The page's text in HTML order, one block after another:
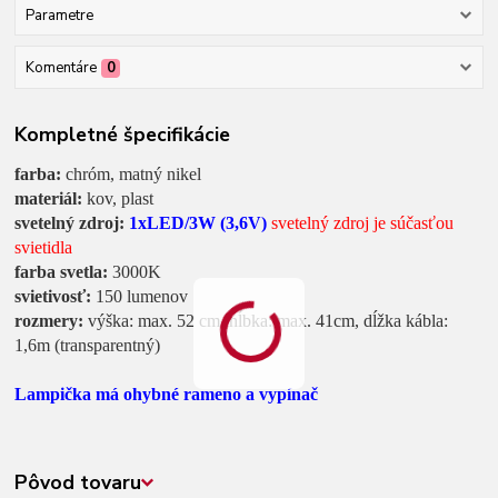
Parametre
Komentáre 0
Kompletné špecifikácie
farba: chróm, matný nikel
materiál: kov, plast
svetelný zdroj: 1xLED/3W(3,6V) svetelný zdroj je súčasťou
svietidla
farba svetla: 3000K
svietivosť: 150 lumenov
rozmery: výška: max. 52 cm, hĺbka: max. 41cm, dĺžka kábla:
1,6m (transparentný)
Lampička má ohybné rameno a vypínač
Pôvod tovaru